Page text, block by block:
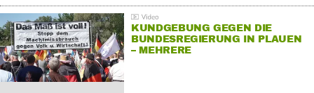
KUNDGEBUNG GEGEN DIE
BUNDESREGIERUNG IN PLAUEN
– MEHRERE